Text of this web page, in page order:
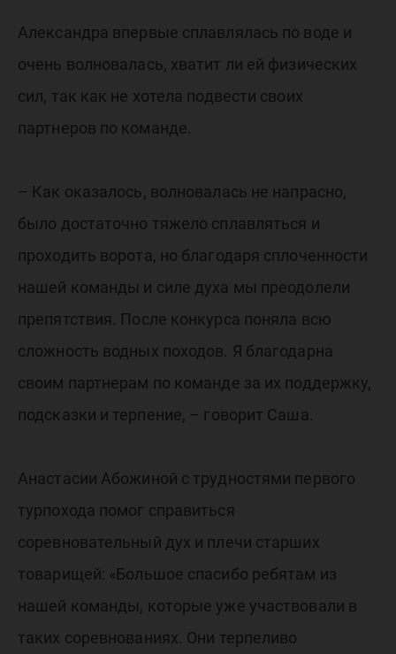
Александра впервые сплавлялась по воде и
очень волновалась, хватит ли ей физических
сил, так как не хотела подвести своих
партнеров по команде.
– Как оказалось, волновалась не напрасно,
было достаточно тяжело сплавляться и
проходить ворота, но благодаря сплоченности
нашей команды и силе духа мы преодолели
препятствия. После конкурса поняла всю
сложность водных походов. Я благодарна
своим партнерам по команде за их поддержку,
подсказки и терпение, – говорит Саша.
Анастасии Абожиной с трудностями первого
турпохода помог справиться
соревновательный дух и плечи старших
товарищей: «Большое спасибо ребятам из
нашей команды, которые уже участвовали в
таких соревнованиях. Они терпеливо